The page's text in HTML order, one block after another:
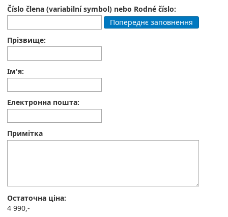
Číslo člena (variabilní symbol) nebo Rodné číslo:
Попереднє заповнення
Прізвище:
Ім'я:
Електронна пошта:
Примітка
Остаточна ціна:
4 990,-